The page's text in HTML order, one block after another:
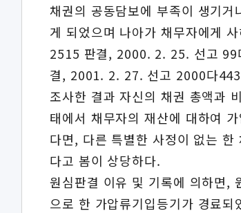
채권의 공동담보에 부족이 생기
게 되었으며 나아가 채무자에게
2515 판결, 2000. 2. 25. 선고
결, 2001. 2. 27. 선고 2000다
조사한 결과 자신의 채권 총액과
태에서 채무자의 재산에 대하여
다면, 다른 특별한 사정이 없는
다고 봄이 상당하다.
원심판결 이유 및 기록에 의하면
으로 한 가압류기입등기가 경료